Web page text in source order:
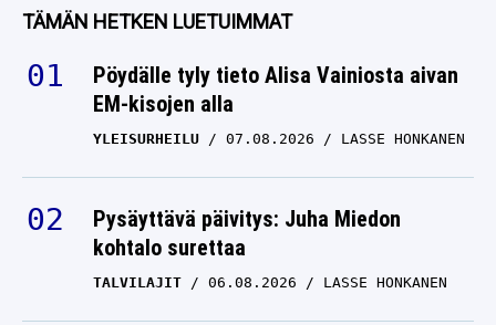
TÄMÄN HETKEN LUETUIMMAT
Pöydälle tyly tieto Alisa Vainiosta aivan
EM-kisojen alla
YLEISURHEILU 07.08.2026 LASSE HONKANEN
Pysäyttävä päivitys: Juha Miedon
kohtalo surettaa
TALVILAJIT 06.08.2026 LASSE HONKANEN